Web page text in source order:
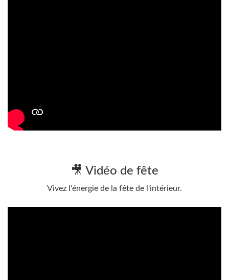
🎥 Vidéo de fête
Vivez l'énergie de la fête de l'intérieur.